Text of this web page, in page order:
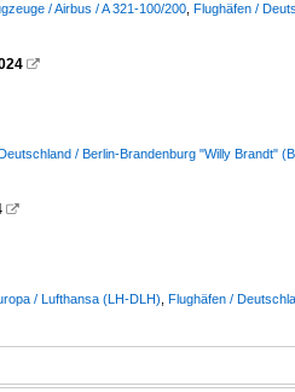
/ Airbus / A 321-100/200 Flughäfen /

/ Berlin-Brandenburg "Willy Brandt"

/ Lufthansa (LH-DLH) Flughäfen /